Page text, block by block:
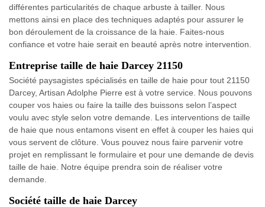
différentes particularités de chaque arbuste à tailler. Nous
mettons ainsi en place des techniques adaptés pour assurer le
bon déroulement de la croissance de la haie. Faites-nous
confiance et votre haie serait en beauté après notre intervention.
Entreprise taille de haie Darcey 21150
Société paysagistes spécialisés en taille de haie pour tout 21150
Darcey, Artisan Adolphe Pierre est à votre service. Nous pouvons
couper vos haies ou faire la taille des buissons selon l’aspect
voulu avec style selon votre demande. Les interventions de taille
de haie que nous entamons visent en effet à couper les haies qui
vous servent de clôture. Vous pouvez nous faire parvenir votre
projet en remplissant le formulaire et pour une demande de devis
taille de haie. Notre équipe prendra soin de réaliser votre
demande.
Société taille de haie Darcey